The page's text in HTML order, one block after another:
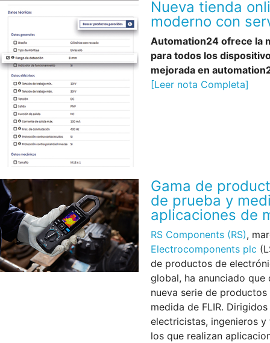
Nueva tienda
moderno con
Automation24 ofrece la
para todos los
mejorada en
[Leer nota Completa]
Gama de
de prueba y
aplicaciones de
RS Components (RS),
Electrocomponents plc
de productos de
global, ha anunciado que
nueva serie de
medida de FLIR.
electricistas, ingenieros
los que realizan